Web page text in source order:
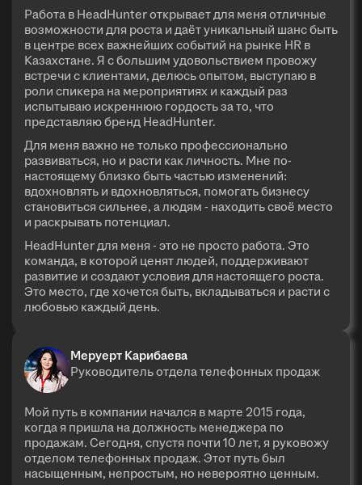
Работа в HeadHunter открывает для меня отличные
возможности для роста и даёт уникальный шанс быть
в центре всех важнейших событий на рынке HR в
Казахстане. Я с большим удовольствием провожу
встречи с клиентами, делюсь опытом, выступаю в
роли спикера на мероприятиях и каждый раз
испытываю искреннюю гордость за то, что
представляю бренд HeadHunter.
Для меня важно не только профессионально
развиваться, но и расти как личность. Мне по-
настоящему близко быть частью изменений:
вдохновлять и вдохновляться, помогать бизнесу
становиться сильнее, а людям - находить своё место
и раскрывать потенциал.
HeadHunter для меня - это не просто работа. Это
команда, в которой ценят людей, поддерживают
развитие и создают условия для настоящего роста.
Это место, где хочется быть, вкладываться и расти с
любовью каждый день.
Меруерт Карибаева
Руководитель отдела телефонных продаж
Мой путь в компании начался в марте 2015 года,
когда я пришла на должность менеджера по
продажам. Сегодня, спустя почти 10 лет, я руковожу
отделом телефонных продаж. Этот путь был
насыщенным, непростым, но невероятно ценным.